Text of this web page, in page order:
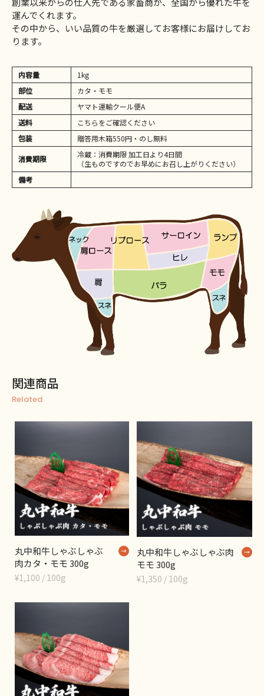
運んでくれます。
その中から、いい品質の牛を厳選してお客様にお届けしてお
ります。
内容量
1kg
部位
カタ・モモ
配送
ヤマト運輸クール便A
送料
こちらをご確認ください
包装
贈答用木箱550円・のし無料
消費期限
冷蔵：消費期限 加工日より4日間
（生ものですのでお早めにお召し上がりください）
備考
関連商品
Related
丸中和牛しゃぶしゃぶ
肉カタ・モモ 300g
¥1,100 / 100g
丸中和牛しゃぶしゃぶ肉
モモ 300g
¥1,350 / 100g